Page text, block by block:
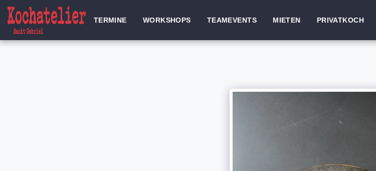
TERMINE WORKSHOPS TEAMEVENTS MIETEN PRIVATKOCH